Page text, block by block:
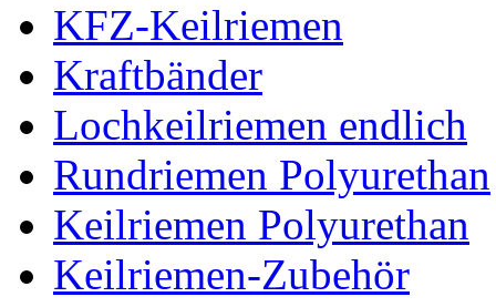
KFZ-Keilriemen
Kraftbänder
Lochkeilriemen endlich
Rundriemen Polyurethan
Keilriemen Polyurethan
Keilriemen-Zubehör